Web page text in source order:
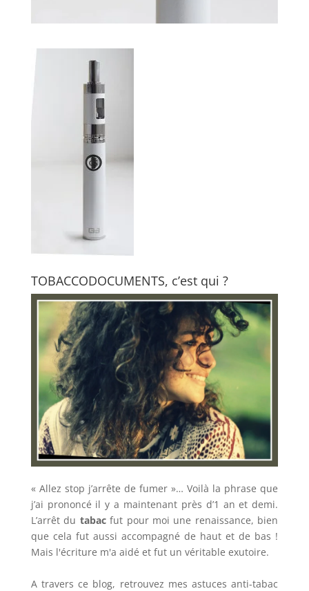
TOBACCODOCUMENTS, c’est qui ?
« Allez stop j’arrête de fumer »… Voilà la phrase que
j’ai prononcé il y a maintenant près d’1 an et demi.
L’arrêt du tabacfut pour moi une renaissance, bien
que cela fut aussi accompagné de haut et de bas !
Mais l'écriture m'a aidé et fut un véritable exutoire.
A travers ce blog, retrouvez mes astuces anti-tabac